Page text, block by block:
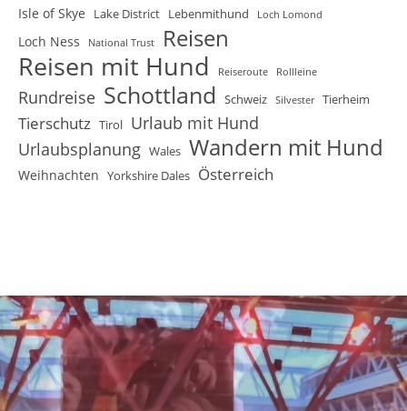
Isle of Skye Lake District Lebenmithund Loch Lomond
Loch Ness National Trust Reisen
Reisen mit Hund Reiseroute Rollleine
Rundreise Schottland Schweiz Silvester Tierheim
Tierschutz Tirol Urlaub mit Hund
Urlaubsplanung Wales Wandern mit Hund
Weihnachten Yorkshire Dales Österreich